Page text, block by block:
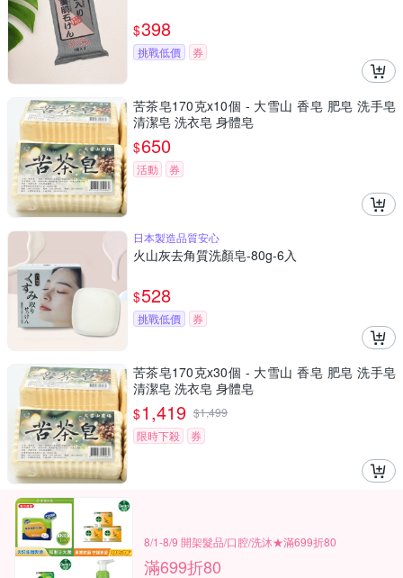
$398
挑戰低價 券
苦茶皂170克x10個 - 大雪山 香皂 肥皂 洗手皂
清潔皂 洗衣皂 身體皂
$650
活動 券
日本製造品質安心
火山灰去角質洗顏皂-80g-6入
$528
挑戰低價 券
苦茶皂170克x30個 - 大雪山 香皂 肥皂 洗手皂
清潔皂 洗衣皂 身體皂
$1,419 $1,499
限時下殺
券
8/1-8/9 開架髮品/口腔/洗沐★滿699折80
滿699折80